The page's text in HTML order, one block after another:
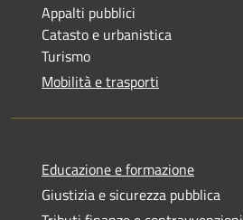
Appalti pubblici
Catasto e urbanistica
Turismo
Mobilità e trasporti
Educazione e formazione
Giustizia e sicurezza pubblica